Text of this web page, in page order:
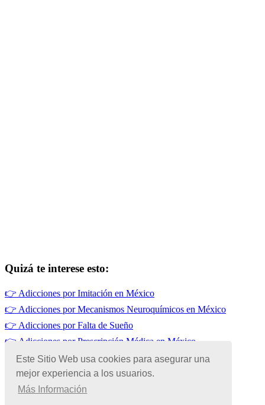
Este Sitio Web usa cookies para asegurar una
mejor experiencia a los usuarios.
Más Información
Quizá te interese esto:
👉 Adicciones por Imitación en México
👉 Adicciones por Mecanismos Neuroquímicos en México
👉 Adicciones por Falta de Sueño
👉 Adicciones por Prescripción Médica en México
👉Adicciones por Desintegración Familiar
👉Adicciones por Influencias de Amistades en México
© Copyright 2026 | Todos los Derechos Reservados